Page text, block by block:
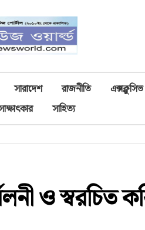
সারাদেশ রাজনীতি
এক্সক্লুসিভ
সাহিত্য
‎ও স্বরচিত